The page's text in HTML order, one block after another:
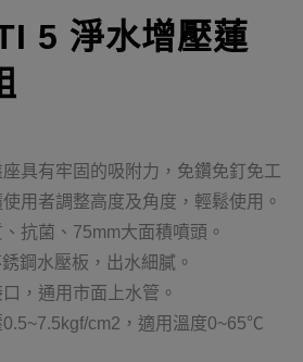
5 淨水增壓蓮
具有牢固的吸附力，免鑽免釘免工
用者調整高度及角度，輕鬆使用。
抗菌、75mm大面積噴頭。
鋼水壓板，出水細膩。
，通用市面上水管。
cm2，適用溫度0~65℃